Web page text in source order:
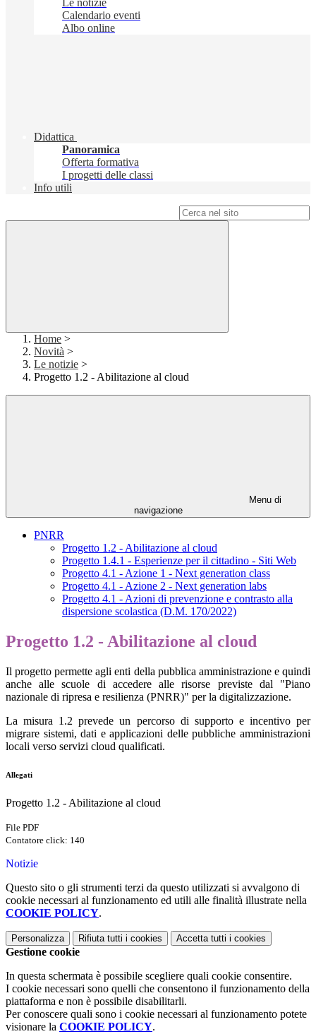
Le notizie
Calendario eventi
Albo online
Didattica
Panoramica
Offerta formativa
I progetti delle classi
Info utili
Home >
Novità >
Le notizie >
Progetto 1.2 - Abilitazione al cloud
Menu di
navigazione
PNRR
Progetto 1.2 - Abilitazione al cloud
Progetto 1.4.1 - Esperienze per il cittadino - Siti Web
Progetto 4.1 - Azione 1 - Next generation class
Progetto 4.1 - Azione 2 - Next generation labs
Progetto 4.1 - Azioni di prevenzione e contrasto alla
dispersione scolastica (D.M. 170/2022)
Progetto 1.2 - Abilitazione al cloud
Il progetto permette agli enti della pubblica amministrazione e quindi
anche alle scuole di accedere alle risorse previste dal "Piano
nazionale di ripresa e resilienza (PNRR)" per la digitalizzazione.
La misura 1.2 prevede un percorso di supporto e incentivo per
migrare sistemi, dati e applicazioni delle pubbliche amministrazioni
locali verso servizi cloud qualificati.
Allegati
Progetto 1.2 - Abilitazione al cloud
File PDF
Contatore click: 140
Notizie
Questo sito o gli strumenti terzi da questo utilizzati si avvalgono di
cookie necessari al funzionamento ed utili alle finalità illustrate nella
COOKIE POLICY.
Personalizza Rifiuta tutti i cookies Accetta tutti i cookies
Gestione cookie
In questa schermata è possibile scegliere quali cookie consentire.
I cookie necessari sono quelli che consentono il funzionamento della
piattaforma e non è possibile disabilitarli.
Per conoscere quali sono i cookie necessari al funzionamento potete
visionare la COOKIE POLICY.